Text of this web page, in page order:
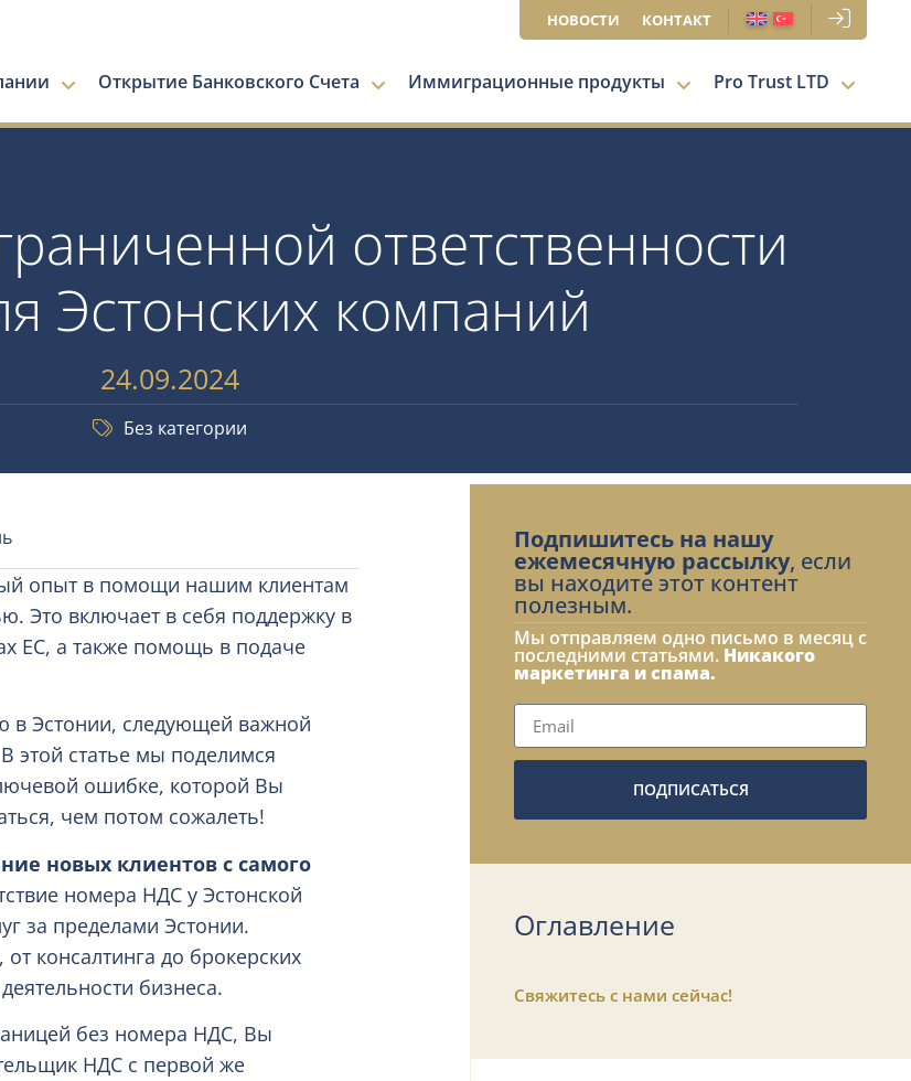
НОВОСТИ КОНТАКТ
Открытие Банковского Счета Иммиграционные продукты Pro Trust LTD
ответственности
Эстонских компаний
24.09.2024
Без категории
опыт в помощи нашим клиентам
Это включает в себя поддержку в
ЕС, а также помощь в подаче
в Эстонии, следующей важной
этой статье мы поделимся
ошибке, которой Вы
чем потом сожалеть!
новых клиентов с самого
номера НДС у Эстонской
за пределами Эстонии.
консалтинга до брокерских
бизнеса.
без номера НДС, Вы
НДС с первой же
Подпишитесь на нашу
ежемесячную рассылку, если
вы находите этот контент
полезным.
Мы отправляем одно письмо в месяц с
последними статьями. Никакого
маркетинга и спама.
ПОДПИСАТЬСЯ
Оглавление
Свяжитесь с нами сейчас!